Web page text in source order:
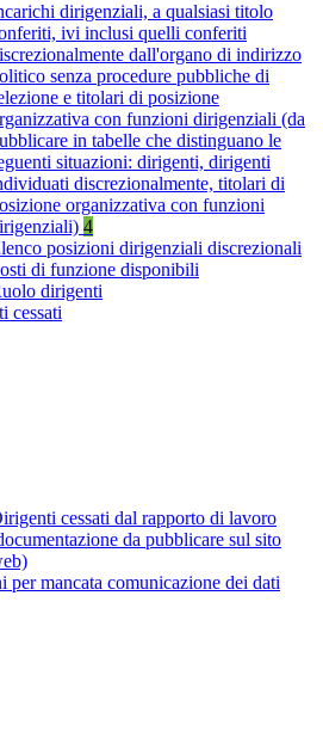
dirigenziali, a qualsiasi titolo
ivi inclusi quelli conferiti
dall'organo di indirizzo
senza procedure pubbliche di
e titolari di posizione
con funzioni dirigenziali (da
in tabelle che distinguano le
situazioni: dirigenti, dirigenti
discrezionalmente, titolari di
organizzativa con funzioni
4
posizioni dirigenziali discrezionali
di funzione disponibili
dirigenti
cessati
cessati dal rapporto di lavoro
da pubblicare sul sito
per mancata comunicazione dei dati